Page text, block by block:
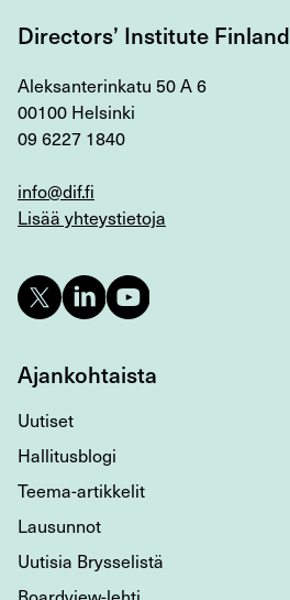
Directors’ Institute Finland
Aleksanterinkatu 50 A 6
00100 Helsinki
09 6227 1840
info@dif.fi
Lisää yhteystietoja
Ajankohtaista
Uutiset
Hallitusblogi
Teema-artikkelit
Lausunnot
Uutisia Brysselistä